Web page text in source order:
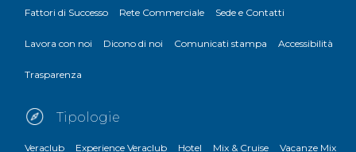
Fattori di Successo Rete Commerciale Sede e Contatti
Lavora con noi Dicono di noi Comunicati stampa Accessibilità
Trasparenza
Tipologie
Veraclub Experience Veraclub Hotel Mix & Cruise Vacanze Mix